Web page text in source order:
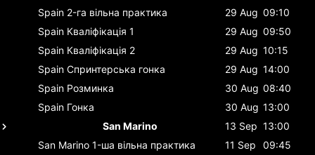
Spain 2-га вільна практика 29 Aug 09:10
Spain Кваліфікація 1 29 Aug 09:50
Spain Кваліфікація 2 29 Aug 10:15
Spain Спринтерська гонка 29 Aug 14:00
Spain Розминка 30 Aug 08:40
Spain Гонка 30 Aug 13:00
San Marino
13 Sep 13:00
San Marino 1-ша вільна практика 11 Sep
09:45